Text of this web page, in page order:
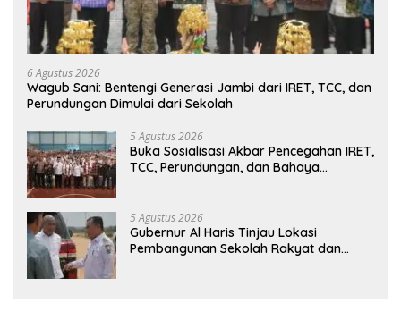
6 Agustus 2026
Wagub Sani: Bentengi Generasi Jambi dari IRET, TCC, dan
Perundungan Dimulai dari Sekolah
5 Agustus 2026
Buka Sosialisasi Akbar Pencegahan IRET,
TCC, Perundungan, dan Bahaya
masa depan sudah ada di tangan”
5 Agustus 2026
Gubernur Al Haris Tinjau Lokasi
Pembangunan Sekolah Rakyat dan